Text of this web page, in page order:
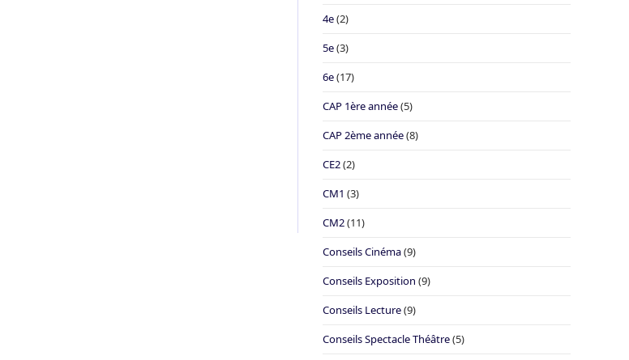
4e(2)
5e(3)
6e(17)
CAP 1ère année(5)
CAP 2ème année(8)
CE2(2)
CM1 (3)
CM2(11)
Conseils Cinéma(9)
Conseils Exposition (9)
Conseils Lecture(9)
Conseils Spectacle Théâtre(5)